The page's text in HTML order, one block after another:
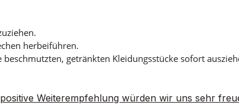
herbeiführen.
getränkten Kleidungsstücke sofort
Weiterempfehlung würden wir uns sehr